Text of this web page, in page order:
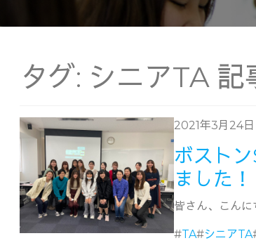
タグ: シニアTA 記
2021年3月24日
ボスト
ました！
皆さん、こん
#TA#シニアTA